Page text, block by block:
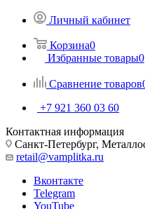
Личный кабинет
Корзина0
Избранные товары0
Сравнение товаров
+7 921 360 03 60
Контактная информация
Санкт-Петербург,
retail@vamplitka.ru
Вконтакте
Telegram
YouTube